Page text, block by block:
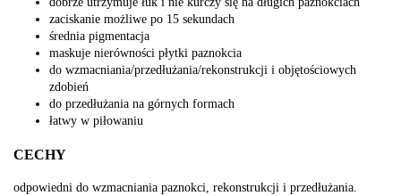
zaciskanie możliwe po 15 sekundach
średnia pigmentacja
maskuje nierówności płytki paznokcia
do wzmacniania/przedłużania/rekonstrukcji i objętościowych
zdobień
do przedłużania na górnych formach
łatwy w piłowaniu
CECHY
odpowiedni do wzmacniania paznokci, rekonstrukcji i przedłużania.